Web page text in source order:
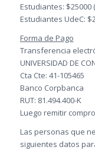
Estudiantes: $25000
Estudiantes UdeC:
Forma de Pago
Transferencia
UNIVERSIDAD DE
Cta Cte: 41-105465
Banco Corpbanca
RUT: 81.494.400-K
Luego remitir
Las personas que
siguientes datos